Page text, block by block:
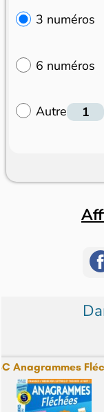
3 numéros
6 numéros
Autre
Anagrammes